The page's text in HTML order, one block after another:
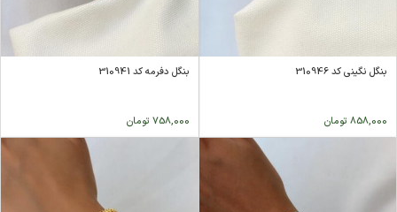
بنگل نگینی کد 310946
858,000 تومان
بنگل دفرمه کد 310941
758,000 تومان